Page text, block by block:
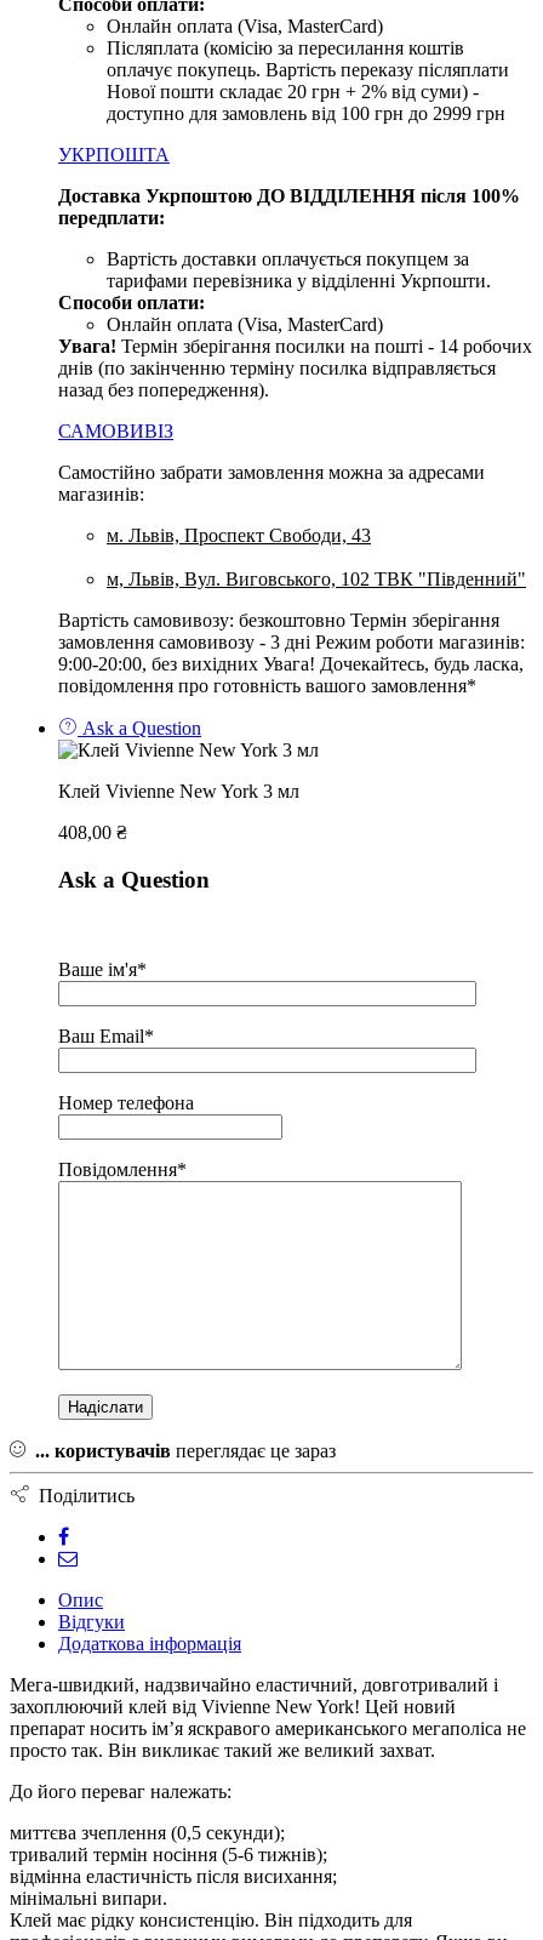
Онлайн оплата (Visa, MasterCard)
Післяплата (комісію за пересилання коштів
оплачує покупець. Вартість переказу післяплати
Нової пошти складає 20 грн + 2% від суми) -
доступно для замовлень від 100 грн до 2999 грн
УКРПОШТА
Доставка Укрпоштою ДО ВІДДІЛЕННЯ після 100%
передплати:
Вартість доставки оплачується покупцем за
тарифами перевізника у відділенні Укрпошти.
Способи оплати:
Онлайн оплата (Visa, MasterCard)
Увага! Термін зберігання посилки на пошті - 14 робочих
днів (по закінченню терміну посилка відправляється
назад без попередження).
САМОВИВІЗ
Самостійно забрати замовлення можна за адресами
магазинів:
м. Львів, Проспект Свободи, 43
м, Львів, Вул. Виговського, 102 ТВК "Південний"
Вартість самовивозу: безкоштовно Термін зберігання
замовлення самовивозу - 3 дні Режим роботи магазинів:
9:00-20:00, без вихідних Увага! Дочекайтесь, будь ласка,
повідомлення про готовність вашого замовлення*
Ask a Question
Клей Vivienne New York 3 мл
408,00 ₴
Ask a Question
Ваше ім'я*
Ваш Email*
Номер телефона
Повідомлення*
... користувачів переглядає це зараз
Поділитись
Опис
Відгуки
Додаткова інформація
Мега-швидкий, надзвичайно еластичний, довготривалий і
захоплюючий клей від Vivienne New York! Цей новий
препарат носить ім’я яскравого американського мегаполіса не
просто так. Він викликає такий же великий захват.
До його переваг належать:
миттєва зчеплення (0,5 секунди);
тривалий термін носіння (5-6 тижнів);
відмінна еластичність після висихання;
мінімальні випари.
Клей має рідку консистенцію. Він підходить для